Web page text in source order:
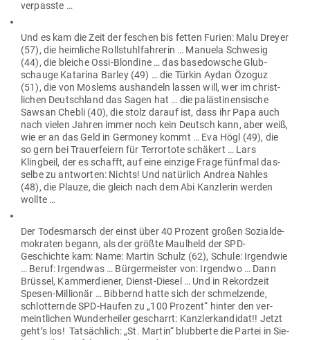
verpasste …
Und es kam die Zeit der feschen bis fetten Furien: Malu Dreyer
(57), die heim­liche Roll­stuhl­fah­rerin … Manuela Schwesig
(44), die bleiche Ossi-Blondine … das base­dowsche Glub­
schauge Katarina Barley (49) … die Türkin Aydan Özoguz
(51), die von Moslems aus­handeln lassen will, wer im christ­
lichen Deutschland das Sagen hat … die paläs­ti­nen­sische
Sawsan Chebli (40), die stolz darauf ist, dass ihr Papa auch
nach vielen Jahren immer noch kein Deutsch kann, aber weiß,
wie er an das Geld in Ger­money kommt … Eva Högl (49), die
so gern bei Trau­er­feiern für Ter­rortote schäkert … Lars
Klingbeil, der es schafft, auf eine einzige Frage fünfmal das­
selbe zu ant­worten: Nichts! Und natürlich Andrea Nahles
(48), die Plauze, die gleich nach dem Abi Kanz­lerin werden
wollte …
Der Todes­marsch der einst über 40 Prozent großen Sozi­al­de­
mo­kraten begann, als der größte Maulheld der SPD-
Geschichte kam: Name: Martin Schulz (62), Schule: Irgendwie
… Beruf: Irgendwas … Bür­ger­meister von: Irgendwo … Dann
Brüssel, Kam­mer­diener, Dienst-Diesel … Und in Rekordzeit
Spesen-Mil­lionär … Bib­bernd hatte sich der schmel­zende,
schlot­ternde SPD-Haufen zu „100 Prozent“ hinter den ver­
meint­lichen Wun­der­heiler gescharrt: Kanz­ler­kan­didat!! Jetzt
geht’s los! Tat­sächlich: „St. Martin“ blub­berte die Partei in Sie­